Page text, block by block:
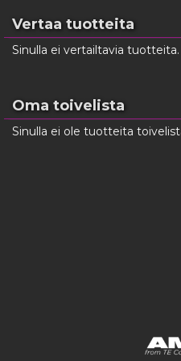
Vertaa tuotteita
Sinulla ei vertailtavia tuotteita.
Oma toivelista
Sinulla ei ole tuotteita